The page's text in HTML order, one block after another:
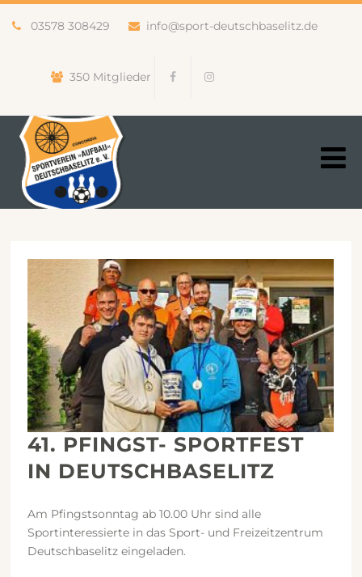
03578 308429 info@sport-deutschbaselitz.de
350 Mitglieder
41. PFINGST- SPORTFEST
IN DEUTSCHBASELITZ
Am Pfingstsonntag ab 10.00 Uhr sind alle
Sportinteressierte in das Sport- und Freizeitzentrum
Deutschbaselitz eingeladen.